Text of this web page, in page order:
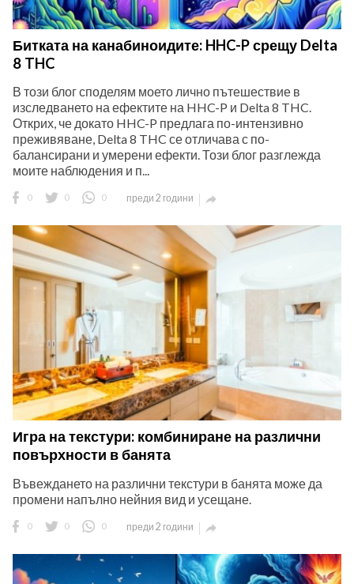
Битката на канабиноидите: HHC-P срещу Delta
8 THC
В този блог споделям моето лично пътешествие в
изследването на ефектите на HHC-P и Delta 8 THC.
Открих, че докато HHC-P предлага по-интензивно
преживяване, Delta 8 THC се отличава с по-
балансирани и умерени ефекти. Този блог разглежда
моите наблюдения и п...
0 0 0 преди 2 години 
Игра на текстури: комбиниране на различни
повърхности в банята
Въвеждането на различни текстури в банята може да
промени напълно нейния вид и усещане.
0 0 0 преди 2 години 